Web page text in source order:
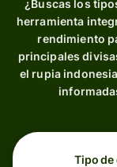
¿Buscas los
herramienta
rendimiento
principales
el rupia
Tipo de